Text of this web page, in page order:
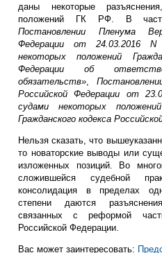
даны некоторые
положений ГК РФ. В
Постановлении Пленума
Федерации от 24.03.2016
некоторых положений
Федерации об
обязательств» ,
Российской Федерации от
судами некоторых
Гражданского кодекса
Нельзя сказать, что
то новаторские выводы или
изложенных позиций. Во
сложившейся судебной
консолидация в пределах
степени даются
связанных с реформой
Российской Федерации.
Вас может заинтересовать: